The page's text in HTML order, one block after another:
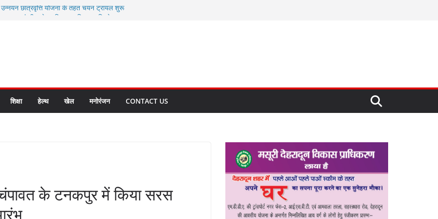
उन्नयन छात्रवृत्ति योजना के तहत चयन ट्रायल शुरू
के लिए अल्मोड़ा की गर्विता भाकुनी का
मित्र कैडेट्स का हुआ है चयन
सबसे बड़ी ताकत : मुख्यमंत्री पुष्कर सिंह धामी
बनाने के संकल्प को करना होगा साकार- मुख्यमंत्री
शिक्षा हेल्थ खेल मनोरंजन CONTACT US
के टनकपुर में किया सरस